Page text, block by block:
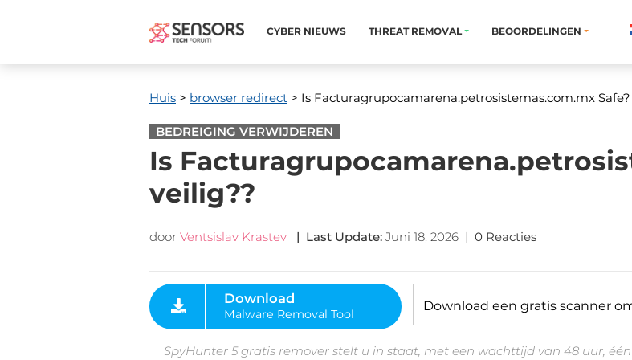
CYBER ​​NIEUWS THREAT REMOVAL BEOORDELINGEN
Huis > browser redirect > Is Facturagrupocamarena.petrosistemas.com.mx Safe?
BEDREIGING VERWIJDEREN
Is
veilig??
door Ventsislav Krastev | Last Update: Juni 18, 2026 | 0 Reacties
Malware Removal Tool
Download een gratis scanner
SpyHunter 5 gratis remover stelt u in staat, met een wachttijd van 48 uur,